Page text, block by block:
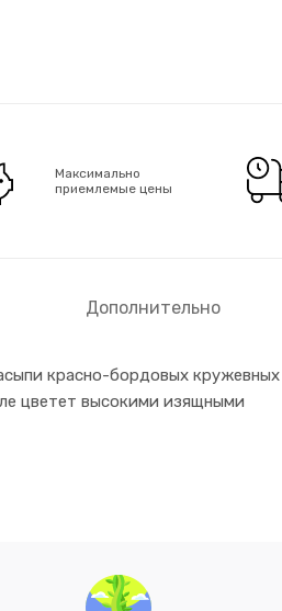
Максимально
приемлемые цены
Дополнительно
красно-бордовых кружевных
цветет высокими изящными